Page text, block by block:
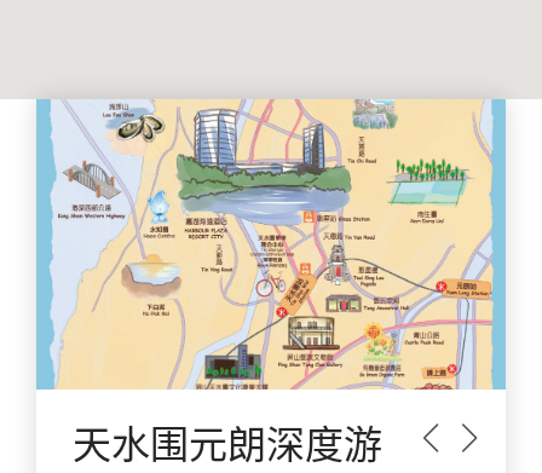
prev next
天水围元朗深度游